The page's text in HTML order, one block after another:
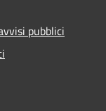
pubblici